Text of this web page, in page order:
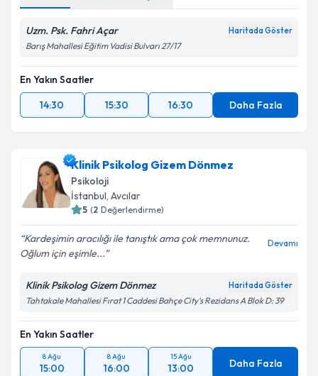
Uzm. Psk. Fahri Açar Haritada Göster
Barış Mahallesi Eğitim Vadisi Bulvarı 27/17
En Yakın Saatler
14:30
15:30 16:30 Daha Fazla
Klinik Psikolog Gizem Dönmez
Psikoloji
İstanbul, Avcılar
5 (2 Değerlendirme)
Kardeşimin aracılığı ile tanıştık ama çok memnunuz.
Oğlum için eşimle...
Devamı
Klinik Psikolog Gizem Dönmez Haritada Göster
Tahtakale Mahallesi Fırat 1 Caddesi Bahçe City's Rezidans A Blok D: 39
En Yakın Saatler
8 Ağu
15:00
8 Ağu
16:00
15 Ağu
13:00 Daha Fazla